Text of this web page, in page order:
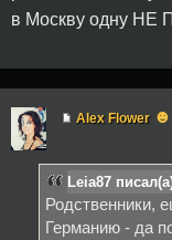
в Москву одну НЕ
Alex Flower ☻
Leia87
Родственники,
Германию - да